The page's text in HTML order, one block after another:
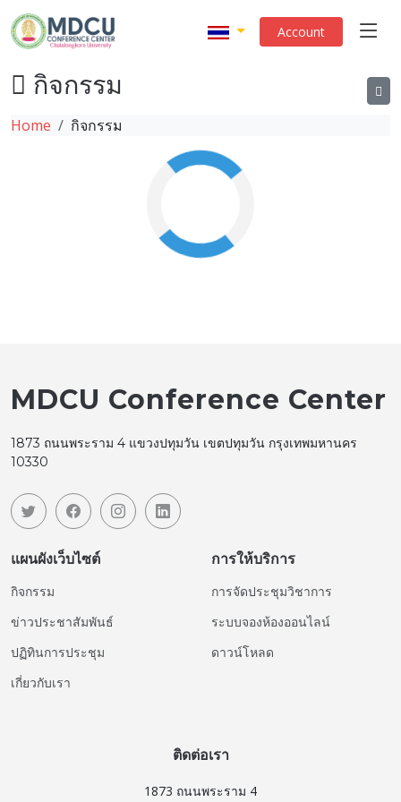
Account
กิจกรรม
Home กิจกรรม
MDCU Conference Center
1873 ถนนพระราม 4 แขวงปทุมวัน เขตปทุมวัน กรุงเทพมหานคร
10330
แผนผังเว็บไซต์
กิจกรรม
ข่าวประชาสัมพันธ์
ปฏิทินการประชุม
เกี่ยวกับเรา
การให้บริการ
การจัดประชุมวิชาการ
ระบบจองห้องออนไลน์
ดาวน์โหลด
ติดต่อเรา
1873 ถนนพระราม 4